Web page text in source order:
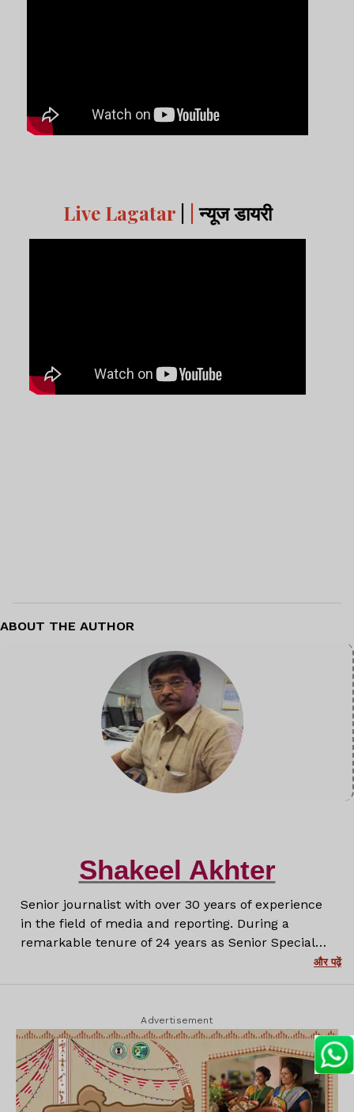
Live Lagatar न्यूज डायरी
ABOUT THE AUTHOR
Shakeel Akhter
Senior journalist with over 30 years of experience
in the field of media and reporting. During a
remarkable tenure of 24 years as Senior Special
Correspondent at Prabhat Khabar, I have covered a
wide range of stories with depth, honesty and a
Media, I continue to create insightful and
impactful journalism that informs and engages
readers.
और पढ़ें
Advertisement